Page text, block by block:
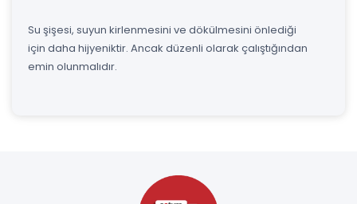
Su şişesi, suyun kirlenmesini ve dökülmesini önlediği
için daha hijyeniktir. Ancak düzenli olarak çalıştığından
emin olunmalıdır.